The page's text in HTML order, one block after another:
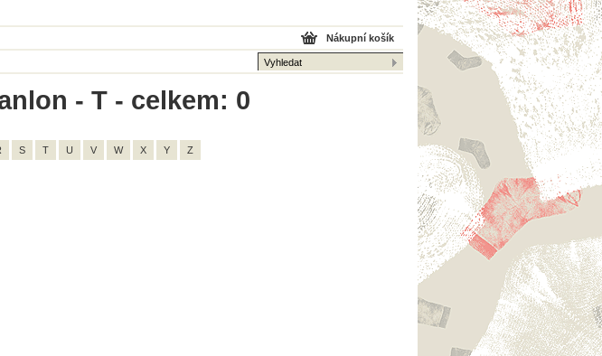
Nákupní košík
- T - celkem: 0
S T U V W X Y Z